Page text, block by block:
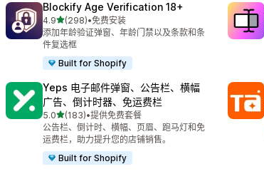
Blockify Age Verification 18+
4.9星（满分 5 星）
(298)
总共 298 条评论
•免费安装
添加年龄验证弹窗、年龄门禁以及条款和条
件复选框
Built for Shopify
Yeps 电子邮件弹窗、公告栏、横幅
广告、倒计时器、免运费栏
5.0星（满分 5 星）
(183)
总共 183 条评论
•提供免费套餐
公告栏、倒计时、横幅、页眉、跑马灯和免
运费栏，助力提升您的店铺销售。
Built for Shopify